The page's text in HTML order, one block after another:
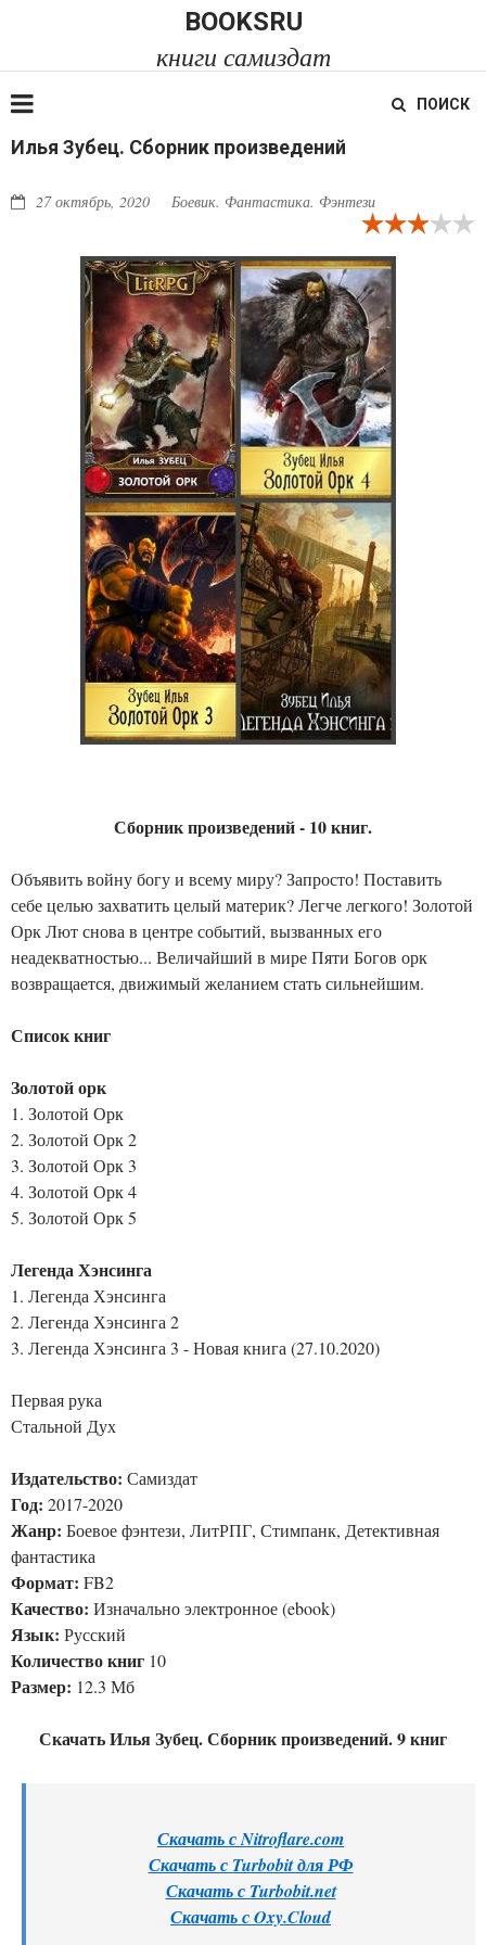
BOOKSRU
книги самиздат
ПОИСК
Илья Зубец. Сборник произведений
27 октябрь, 2020 Боевик. Фантастика. Фэнтези
Сборник произведений - 10 книг.
Объявить войну богу и всему миру? Запросто! Поставить
себе целью захватить целый материк? Легче легкого! Золотой
Орк Лют снова в центре событий, вызванных его
неадекватностью... Величайший в мире Пяти Богов орк
возвращается, движимый желанием стать сильнейшим.
Список книг
Золотой орк
1. Золотой Орк
2. Золотой Орк 2
3. Золотой Орк 3
4. Золотой Орк 4
5. Золотой Орк 5
Легенда Хэнсинга
1. Легенда Хэнсинга
2. Легенда Хэнсинга 2
3. Легенда Хэнсинга 3 - Новая книга (27.10.2020)
Первая рука
Стальной Дух
Издательство: Самиздат
Год: 2017-2020
Жанр: Боевое фэнтези, ЛитРПГ, Стимпанк, Детективная
фантастика
Формат: FB2
Качество: Изначально электронное (ebook)
Язык: Русский
Количество книг 10
Размер: 12.3 Мб
Скачать Илья Зубец. Сборник произведений. 9 книг
Скачать с Nitroflare.com
Скачать с Turbobit для РФ
Скачать с Turbobit.net
Скачать с Oxy.Cloud